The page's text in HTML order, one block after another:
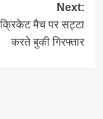
Next:
क्रिकेट मैच पर सट्टा
करते बुकी गिरफ्तार